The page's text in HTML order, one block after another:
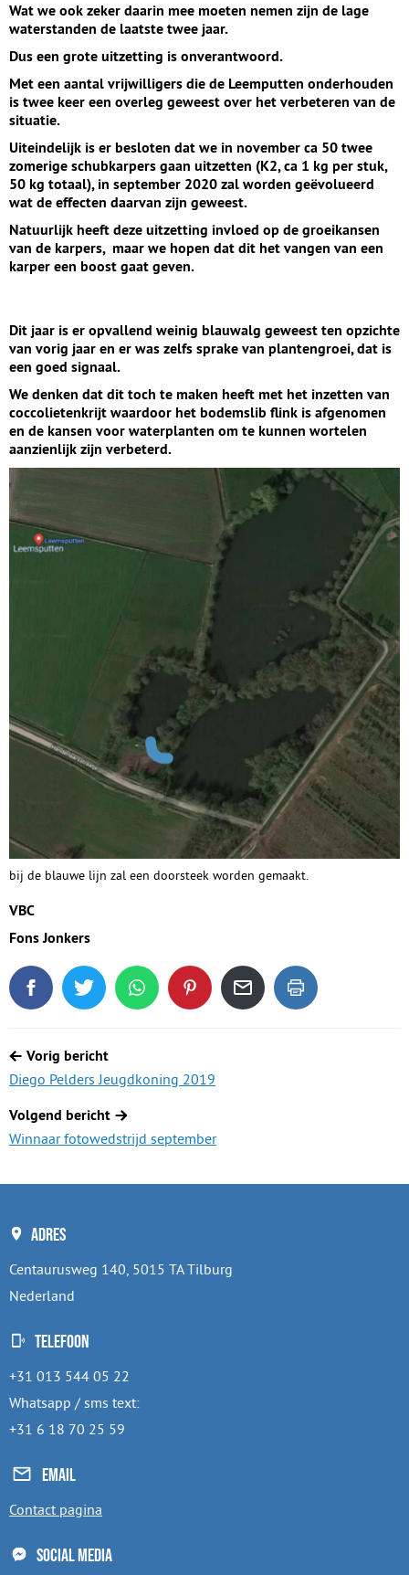
Wat we ook zeker daarin mee moeten nemen zijn de lage
waterstanden de laatste twee jaar.
Dus een grote uitzetting is onverantwoord.
Met een aantal vrijwilligers die de Leemputten onderhouden
is twee keer een overleg geweest over het verbeteren van de
situatie.
Uiteindelijk is er besloten dat we in november ca 50 twee
zomerige schubkarpers gaan uitzetten (K2, ca 1 kg per stuk,
50 kg totaal), in september 2020 zal worden geëvolueerd
wat de effecten daarvan zijn geweest.
Natuurlijk heeft deze uitzetting invloed op de groeikansen
van de karpers, maar we hopen dat dit het vangen van een
karper een boost gaat geven.
Dit jaar is er opvallend weinig blauwalg geweest ten opzichte
van vorig jaar en er was zelfs sprake van plantengroei, dat is
een goed signaal.
We denken dat dit toch te maken heeft met het inzetten van
coccolietenkrijt waardoor het bodemslib flink is afgenomen
en de kansen voor waterplanten om te kunnen wortelen
aanzienlijk zijn verbeterd.
bij de blauwe lijn zal een doorsteek worden gemaakt.
VBC
Fons Jonkers
Deel dit blogartikel op Facebook
Tweet dit blogartikel op Twitter
Deel dit blogartikel via WhatsApp
Deel dit blogartikel op Pinterest
Deel dit blogartikel via de
Dit blogartikel
Berichtnavigatie
Vorig bericht
Diego Pelders Jeugdkoning 2019
Volgend bericht
Winnaar fotowedstrijd september
Adres
Centaurusweg 140, 5015 TA Tilburg
Nederland
Telefoon
+31 013 544 05 22
Whatsapp / sms text:
+31 6 18 70 25 59
Email
Contact pagina
Social media